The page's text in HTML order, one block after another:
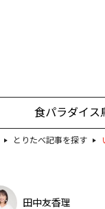
食パラダイス
とりたべ記事を探す
田中友香理